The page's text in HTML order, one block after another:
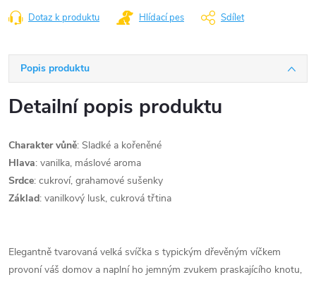
Dotaz k produktu Hlídací pes Sdílet
Popis produktu
Detailní popis produktu
Charakter vůně: Sladké a kořeněné
Hlava: vanilka, máslové aroma
Srdce: cukroví, grahamové sušenky
Základ: vanilkový lusk, cukrová třtina
Elegantně tvarovaná velká svíčka s typickým dřevěným víčkem
provoní váš domov a naplní ho jemným zvukem praskajícího knotu,